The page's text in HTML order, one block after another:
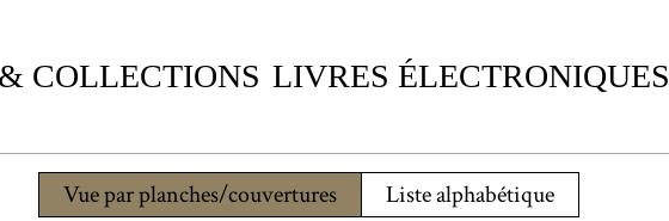
COLLECTIONS LIVRES ÉLECTRONIQUES
Vue par planches/couvertures Liste alphabétique